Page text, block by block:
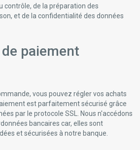
contrôle, de la préparation des
et de la confidentialité des données
paiement
vous pouvez régler vos achats
est parfaitement sécurisé grâce
par le protocole SSL. Nous n'accédons
bancaires car, elles sont
et sécurisées à notre banque.